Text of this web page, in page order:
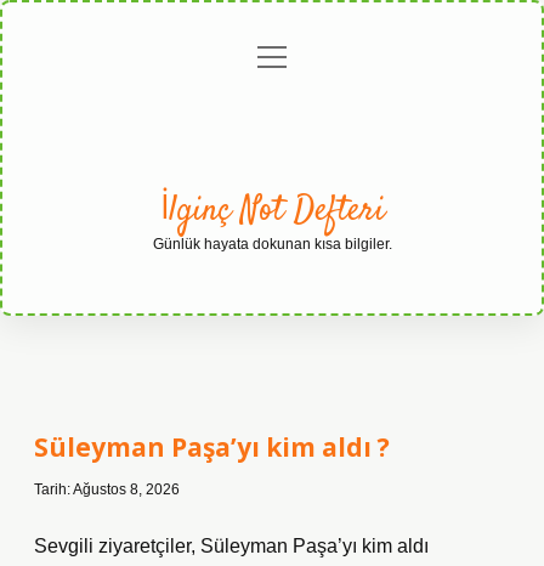
Gizlilikmenüyü
İlginç Not Defteri
Günlük hayata dokunan kısa bilgiler.
Not
Defteri
Yazılar
Süleyman Paşa’yı kim aldı ?
Tarih: Ağustos 8, 2026
Sevgili ziyaretçiler, Süleyman Paşa’yı kim aldı